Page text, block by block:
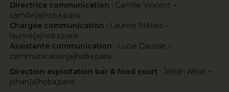
Directrice communication : Camille Vincent –
camille[a]hoba.paris
Chargée communication : Laurine Métais –
laurine[a]hoba.paris
Assistante communication : Lucie Dausse –
communication[a]hoba.paris
Direction exploitation bar & food court : Johan Afriat –
johan[a]hoba.paris